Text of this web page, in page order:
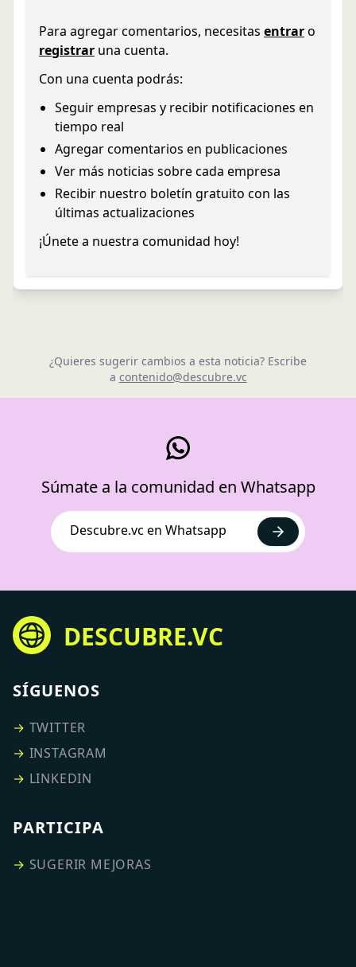
Para agregar comentarios, necesitas entraro
registrar una cuenta.
Con una cuenta podrás:
Seguir empresas y recibir notificaciones en
tiempo real
Agregar comentarios en publicaciones
Ver más noticias sobre cada empresa
Recibir nuestro boletín gratuito con las
últimas actualizaciones
¡Únete a nuestra comunidad hoy!
¿Quieres sugerir cambios a esta noticia? Escribe
a contenido@descubre.vc
Súmate a la comunidad en Whatsapp
Descubre.vc en Whatsapp
DESCUBRE.VC
SÍGUENOS
→ TWITTER
→ INSTAGRAM
→ LINKEDIN
PARTICIPA
→ SUGERIR MEJORAS